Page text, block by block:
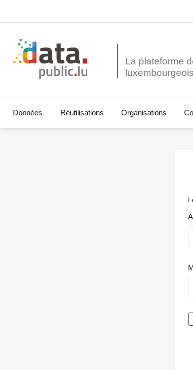
La plateforme
Données Réutilisations Organisations